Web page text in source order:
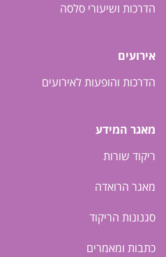
הדרכות ושיעורי סלסה
אירועים
הדרכות והופעות לאירועים
מאגר המידע
ריקוד שורות
מאגר הרואדה
סגנונות הריקוד
כתבות ומאמרים